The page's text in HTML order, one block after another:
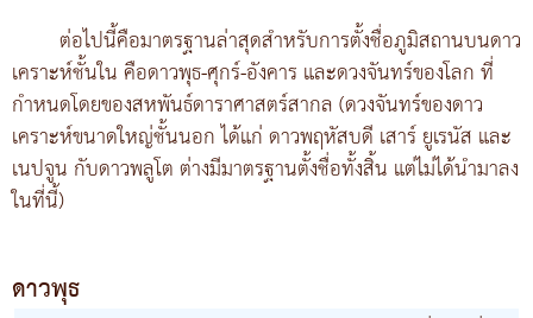
ต่อไปนี้คือมาตรฐานล่าสุดสำหรับการตั้งชื่อภูมิสถานบนดาว
เคราะห์ชั้นใน คือดาวพุธ-ศุกร์-อังคาร และดวงจันทร์ของโลก ที่
กำหนดโดยของสหพันธ์ดาราศาสตร์สากล (ดวงจันทร์ของดาว
เคราะห์ขนาดใหญ่ชั้นนอก ได้แก่ ดาวพฤหัสบดี เสาร์ ยูเรนัส และ
เนปจูน กับดาวพลูโต ต่างมีมาตรฐานตั้งชื่อทั้งสิ้น แต่ไม่ได้นำมาลง
ในที่นี้)
ดาวพุธ